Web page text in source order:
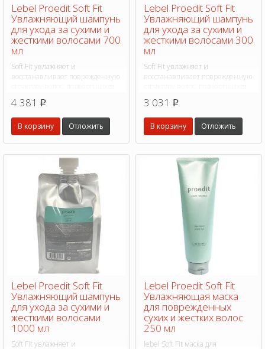
Lebel Proedit Soft Fit
Увлажняющий шампунь
для ухода за сухими и
жесткими волосами 700
мл
Soft Fit увлажняет и
восстанавливает поврежденную
сохраняет цвет окрашенных
волос.
4 381 p
В корзину Отложить
Lebel Proedit Soft Fit
Увлажняющий шампунь
для ухода за сухими и
жесткими волосами 300
мл
Soft Fit увлажняет и
восстанавливает поврежденную
сохраняет цвет окрашенных
волос.
3 031 p
В корзину Отложить
Lebel Proedit Soft Fit
Увлажняющий шампунь
для ухода за сухими и
жесткими волосами
1000 мл
Soft Fit увлажняет и
Lebel Proedit Soft Fit
Увлажняющая маска
для поврежденных
сухих и жестких волос
250 мл
lebel Soft Fit маска для